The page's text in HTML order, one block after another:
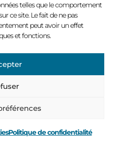
telles que le comportement
ce site. Le fait de ne pas
peut avoir un effet
et fonctions.
Politique de confidentialité